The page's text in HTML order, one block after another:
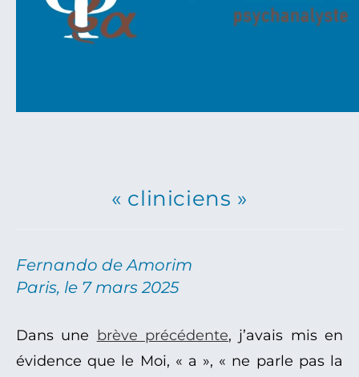
« cliniciens »
Fernando de Amorim
Paris, le 7 mars 2025
Dans une brève précédente, j’avais mis en
évidence que le Moi, « a », « ne parle pas la